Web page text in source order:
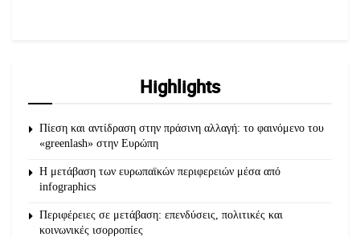
Highlights
Πίεση και αντίδραση στην πράσινη αλλαγή: το φαινόμενο του
«greenlash» στην Ευρώπη
Η μετάβαση των ευρωπαϊκών περιφερειών μέσα από
infographics
Περιφέρειες σε μετάβαση: επενδύσεις, πολιτικές και
κοινωνικές ισορροπίες